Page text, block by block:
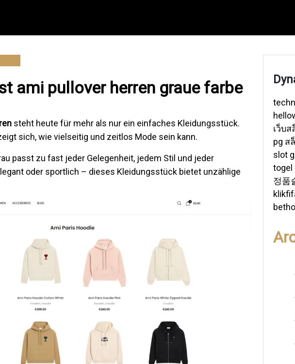
ami pullover herren graue farbe
steht heute für mehr als nur ein einfaches Kleidungsstück.
sich, wie vielseitig und zeitlos Mode sein kann.
passt zu fast jeder Gelegenheit, jedem Stil und jeder
oder sportlich – dieses Kleidungsstück bietet unzählige
เว็บ
pg ส
slot
togel
정품